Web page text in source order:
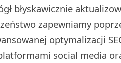
błyskawicznie
zapewniamy
optymalizacji
social media